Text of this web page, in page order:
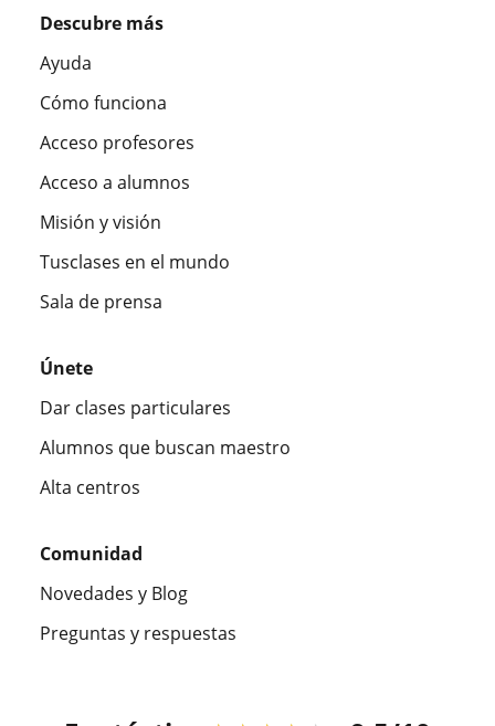
Descubre más
Ayuda
Cómo funciona
Acceso profesores
Acceso a alumnos
Misión y visión
Tusclases en el mundo
Sala de prensa
Únete
Dar clases particulares
Alumnos que buscan maestro
Alta centros
Comunidad
Novedades y Blog
Preguntas y respuestas